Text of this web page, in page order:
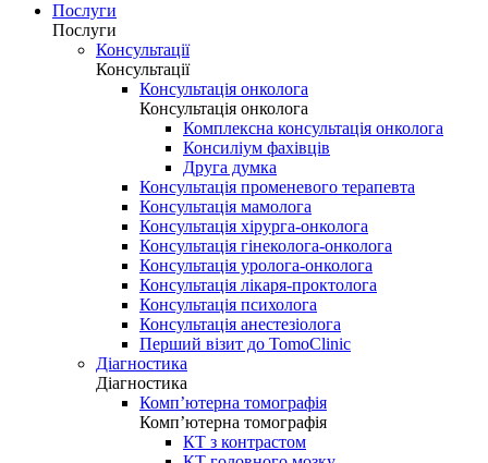
Послуги
Послуги
Консультації
Консультації
Консультація онколога
Консультація онколога
Комплексна консультація онколога
Консиліум фахівців
Друга думка
Консультація променевого терапевта
Консультація мамолога
Консультація хірурга-онколога
Консультація гінеколога-онколога
Консультація уролога-онколога
Консультація лікаря-проктолога
Консультація психолога
Консультація анестезіолога
Перший візит до TomoClinic
Діагностика
Діагностика
Комп’ютерна томографія
Комп’ютерна томографія
КТ з контрастом